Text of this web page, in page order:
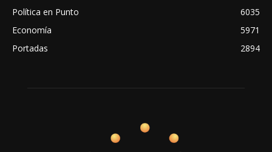
Política en Punto
6035
Economía
5971
Portadas
2894